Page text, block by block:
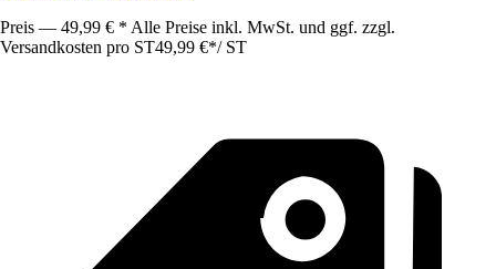
Preis — 49,99 € * Alle Preise inkl. MwSt. und ggf. zzgl.
Versandkosten pro ST49,99 €*/ ST